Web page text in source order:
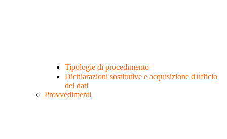
Tipologie di procedimento
Dichiarazioni sostitutive e acquisizione d'ufficio
dei dati
Provvedimenti